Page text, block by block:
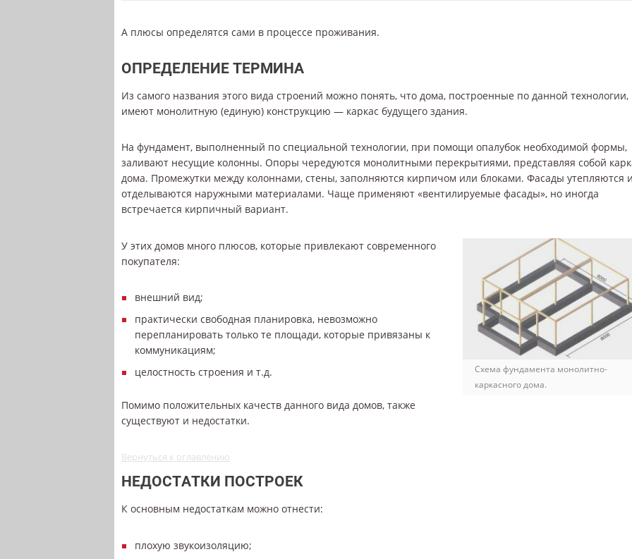
А плюсы определятся сами в процессе проживания.
ОПРЕДЕЛЕНИЕ ТЕРМИНА
Из самого названия этого вида строений можно понять, что дома, построенные по данной технологии,
имеют монолитную (единую) конструкцию — каркас будущего здания.
На фундамент, выполненный по специальной технологии, при помощи опалубок необходимой формы,
заливают несущие колонны. Опоры чередуются монолитными перекрытиями, представляя собой
дома. Промежутки между колоннами, стены, заполняются кирпичом или блоками. Фасады утепляются
отделываются наружными материалами. Чаще применяют «вентилируемые фасады», но иногда
встречается кирпичный вариант.
Схема фундамента монолитно-
каркасного дома.
У этих домов много плюсов, которые привлекают современного
покупателя:
внешний вид;
практически свободная планировка, невозможно
перепланировать только те площади, которые привязаны к
коммуникациям;
целостность строения и т.д.
Помимо положительных качеств данного вида домов, также
существуют и недостатки.
Вернуться к оглавлению
НЕДОСТАТКИ ПОСТРОЕК
К основным недостаткам можно отнести:
плохую звукоизоляцию;